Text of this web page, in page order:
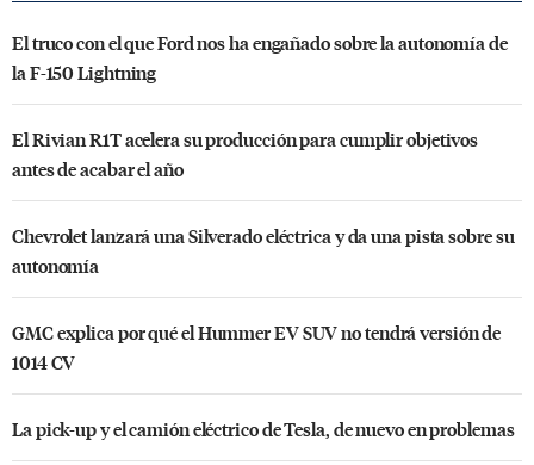
El truco con el que Ford nos ha engañado sobre la autonomía de
la F-150 Lightning
El Rivian R1T acelera su producción para cumplir objetivos
antes de acabar el año
Chevrolet lanzará una Silverado eléctrica y da una pista sobre su
autonomía
GMC explica por qué el Hummer EV SUV no tendrá versión de
1014 CV
La pick-up y el camión eléctrico de Tesla, de nuevo en problemas